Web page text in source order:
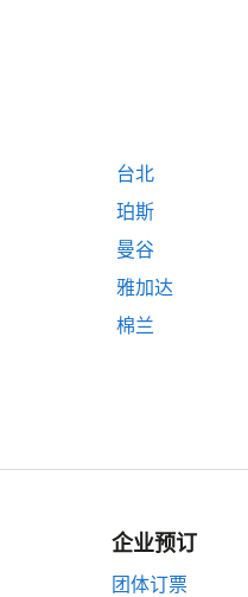
台北
珀斯
曼谷
雅加达
棉兰
企业预订
团体订票